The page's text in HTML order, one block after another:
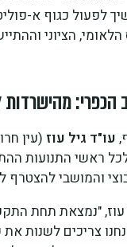
לפעול כגוף א-
הציוני
הכפרי:
עו"ד גיל עוז (עין
ראשי התנועות
והמושבי להצטרף
"נמצאת תחת
צריכים לשנות את